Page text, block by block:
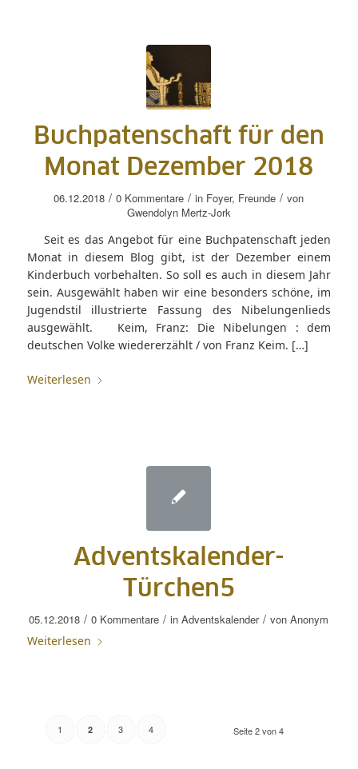
Buchpatenschaft für den
Monat Dezember 2018
06.12.2018 / 0 Kommentare / in Foyer, Freunde / von
Gwendolyn Mertz-Jork
Seit es das Angebot für eine Buchpatenschaft jeden
Monat in diesem Blog gibt, ist der Dezember einem
Kinderbuch vorbehalten. So soll es auch in diesem Jahr
sein. Ausgewählt haben wir eine besonders schöne, im
Jugendstil illustrierte Fassung des Nibelungenlieds
ausgewählt. Keim, Franz: Die Nibelungen : dem
deutschen Volke wiedererzählt / von Franz Keim. […]
Weiterlesen
Adventskalender-
Türchen5
05.12.2018 / 0 Kommentare / inAdventskalender / vonAnonym
Weiterlesen
Seite 2 von 4
1 2 3 4